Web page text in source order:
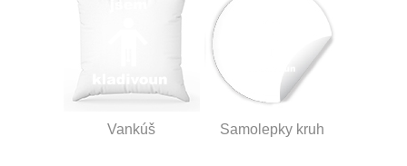
Vankúš Samolepky kruh